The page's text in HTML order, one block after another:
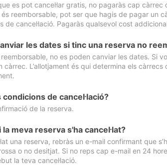
es pot cancel·lar gratis, no pagaràs cap càrrec
és reemborsable, pot ser que hagis de pagar un
de cancel·lació. Pagaràs qualsevol cost
les dates si tinc una reserva no
no es poden canviar les dates. Si
càrrec. L’allotjament és qui determina els càrrecs
de cancel·lació?
de la reserva.
meva reserva s'ha cancel·lat?
una reserva, rebràs un e-mail confirmant que
o no desitjat. Si no reps cap e-mail en 24
la teva cancel·lació.